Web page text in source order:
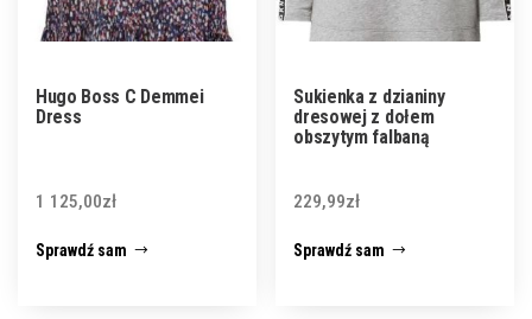
Hugo Boss C Demmei
Dress
1 125,00zł
Sprawdź sam
Sukienka z dzianiny
dresowej z dołem
obszytym falbaną
229,99zł
Sprawdź sam